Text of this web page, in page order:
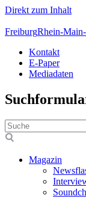
Direkt zum Inhalt
FreiburgRhein-
Kontakt
E-Paper
Mediadaten
Magazin